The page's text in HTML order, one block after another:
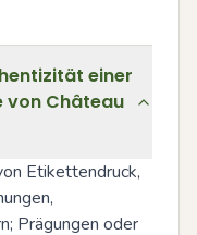
einer
von Château
Etikettendruck,
Prägungen oder